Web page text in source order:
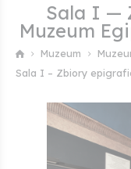
Sala I —
Muzeum
Muzeum
Sala I – Zbiory